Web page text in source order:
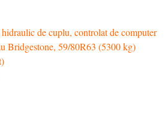
de cuplu, controlat de computer
Bridgestone, 59/80R63 (5300 kg)